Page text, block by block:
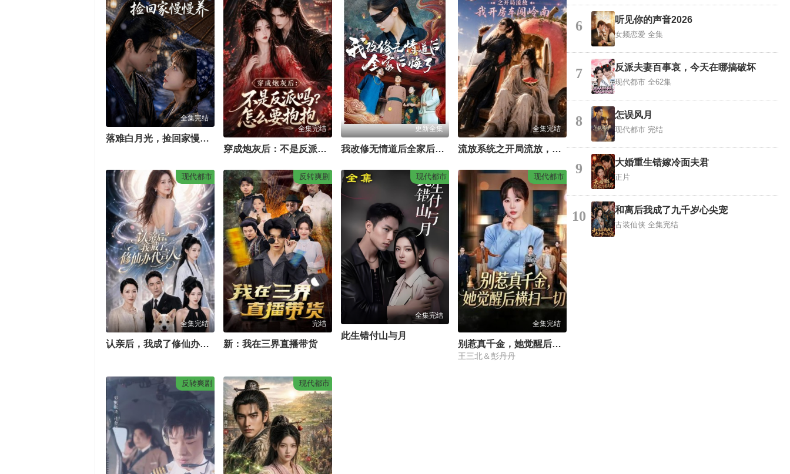
全集完结
落难白月光，捡回家慢慢养
全集完结
穿成炮灰后：不是反派吗？怎么要抱抱
更新全集
我改修无情道后全家后悔了
全集完结
流放系统之开局流放，我开房车闯岭南
现代都市
全集完结
认亲后，我成了修仙办代言人
反转爽剧
完结
新：我在三界直播带货
现代都市
全集完结
此生错付山与月
现代都市
全集完结
别惹真千金，她觉醒后横扫一切
王三北＆彭丹丹
反转爽剧 现代都市
6 听见你的声音2026
女频恋爱 全集
7 反派夫妻百事哀，今天在哪搞破坏
现代都市 全62集
8 怎误风月
现代都市 完结
9 大婚重生错嫁冷面夫君
正片
10 和离后我成了九千岁心尖宠
古装仙侠 全集完结